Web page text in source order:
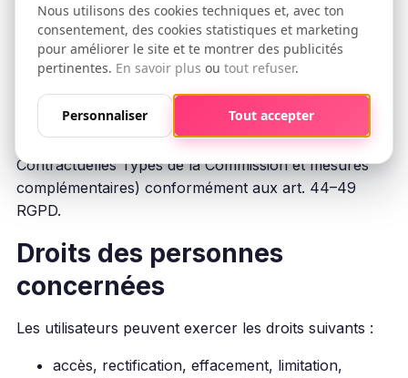
tiers.
Transferts hors EEE
Lorsque certains prestataires traitent des données en
dehors de l’Espace Économique Européen, nous
adoptons desgaranties appropriées(p. ex. Clauses
Contractuelles Types de la Commission et mesures
complémentaires) conformément aux art. 44–49
RGPD.
Droits des personnes
concernées
Les utilisateurs peuvent exercer les droits suivants :
accès, rectification, effacement, limitation,
Nous utilisons des cookies techniques et, avec ton
consentement, des cookies statistiques et marketing
pour améliorer le site et te montrer des publicités
pertinentes. En savoir plus ou tout refuser.
Personnaliser Tout accepter